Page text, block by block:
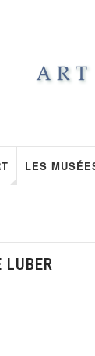
LES
LUBER